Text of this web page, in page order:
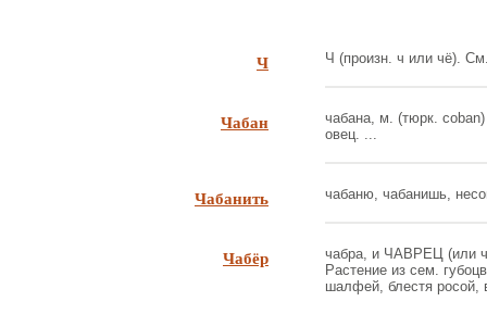
Ч Ч (произн. ч или чё).
Чабан
чабана, м. (тюрк.
овец. ...
Чабанить чабаню, чабанишь,
Чабёр
чабра, и ЧАВРЕЦ (или
Растение из сем.
шалфей, блестя росой,